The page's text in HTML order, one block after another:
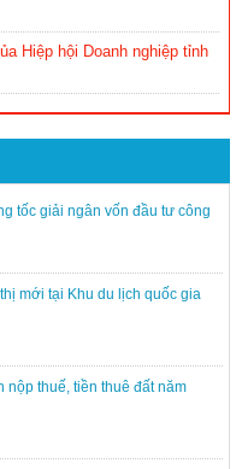
Hiệp hội Doanh nghiệp tỉnh
tốc giải ngân vốn đầu tư công
mới tại Khu du lịch quốc gia
thuế, tiền thuê đất năm